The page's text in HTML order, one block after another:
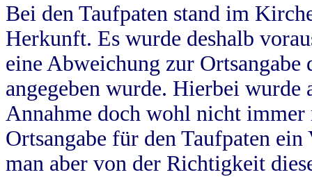
Bei den Taufpaten stand im
Herkunft. Es wurde deshalb
eine Abweichung zur
angegeben wurde. Hierbei wurde
Annahme doch wohl nicht
Ortsangabe für den Taufpaten
man aber von der Richtigkeit